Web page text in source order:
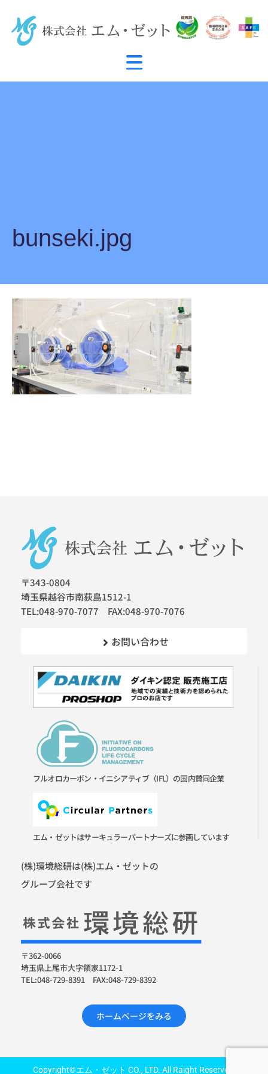
bunseki.jpg
〒343-0804
埼玉県越谷市南荻島1512-1
TEL:048-970-7077 FAX:048-970-7076
お問い合わせ
フルオロカーボン・イニシアティブ（IFL）の国内賛同企業
エム・ゼットはサーキュラーパートナーズに参画しています
(株)環境総研は(株)エム・ゼットの
グループ会社です
〒362-0066
埼玉県上尾市大字領家1172-1
TEL:048-729-8391 FAX:048-729-8392
ホームページをみる
Copyright©エム・ゼット CO., LTD. All Raight Reserved.